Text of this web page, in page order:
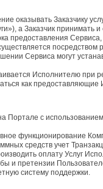
оказывать Заказчику
а Заказчик принимать
предоставления
Сервиса могут
Исполнителю при
как
Портале с
функционирование
средств учет
оплату Услуг
и претензии
систему поддержки.